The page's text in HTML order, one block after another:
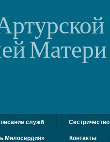
Матери
служб Сестричество
Милосердия» Контакты